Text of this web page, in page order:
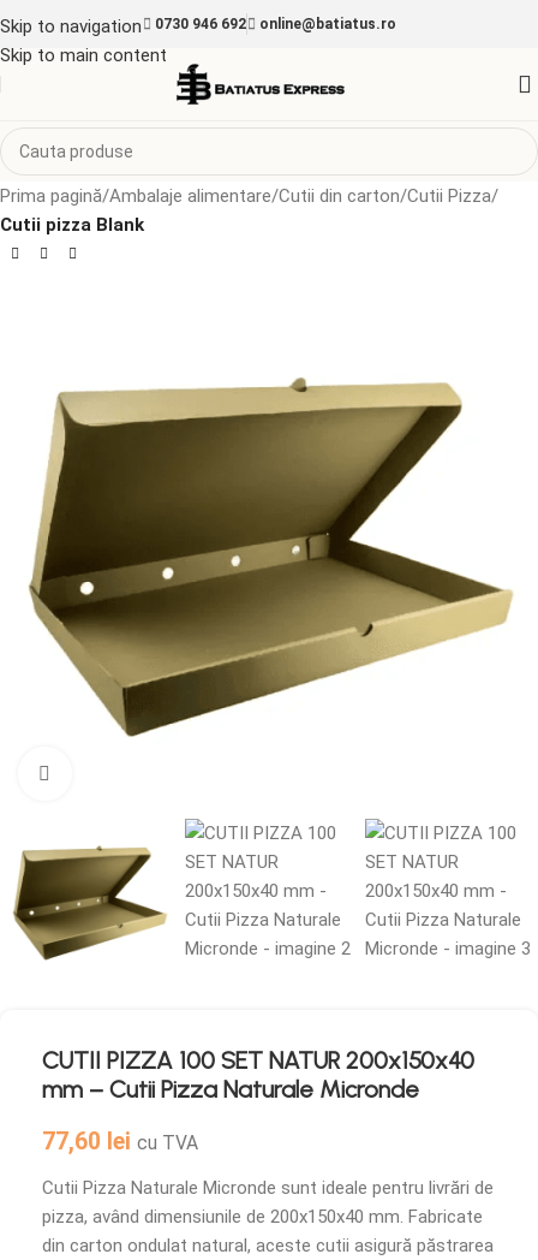
Skip to navigation
Skip to main content
0730 946 692 online@batiatus.ro
Prima pagină Ambalaje alimentare Cutii din carton Cutii Pizza
Cutii pizza Blank
CUTII PIZZA 100 SET NATUR 200x150x40
mm – Cutii Pizza Naturale Micronde
77,60 lei cu TVA
Cutii Pizza Naturale Micronde sunt ideale pentru livrări de
pizza, având dimensiunile de 200x150x40 mm. Fabricate
din carton ondulat natural, aceste cutii asigură păstrarea